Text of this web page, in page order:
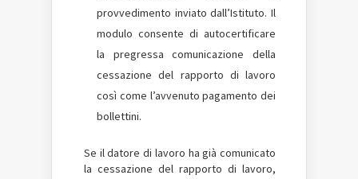
provvedimento inviato dall’Istituto. Il
modulo consente di autocertificare
la pregressa comunicazione della
cessazione del rapporto di lavoro
così come l’avvenuto pagamento dei
bollettini.
Se il datore di lavoro ha già comunicato
la cessazione del rapporto di lavoro,